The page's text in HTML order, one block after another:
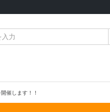
催します！！